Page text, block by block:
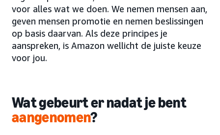
voor alles wat we doen. We nemen mensen aan,
geven mensen promotie en nemen beslissingen
op basis daarvan. Als deze principes je
aanspreken, is Amazon wellicht de juiste keuze
voor jou.
Wat gebeurt er nadat je bent
aangenomen?